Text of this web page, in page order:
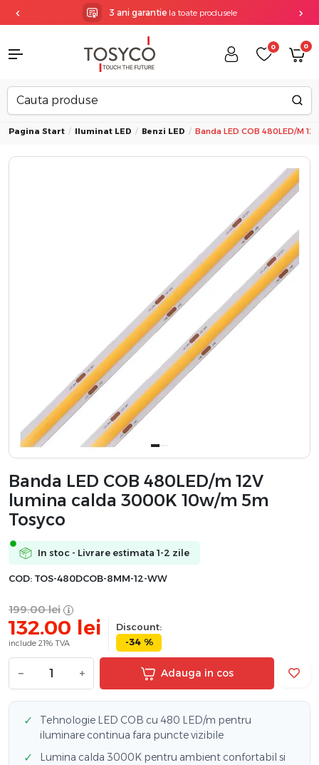
3 ani garantiela toate produsele
0 0
Pagina Start Iluminat LED Benzi LED Banda LED COB 480LED/m
Banda LED COB 480LED/m 12V
lumina calda 3000K 10w/m 5m
Tosyco
In stoc - Livrare estimata 1-2 zile
COD: TOS-480DCOB-8MM-12-WW
199.00 lei
132.00 lei
include 21% TVA
Discount:
-34 %
− + Adauga in cos
✓
Tehnologie LED COB cu 480 LED/m pentru
iluminare continua fara puncte vizibile
✓
Lumina calda 3000K pentru ambient confortabil si